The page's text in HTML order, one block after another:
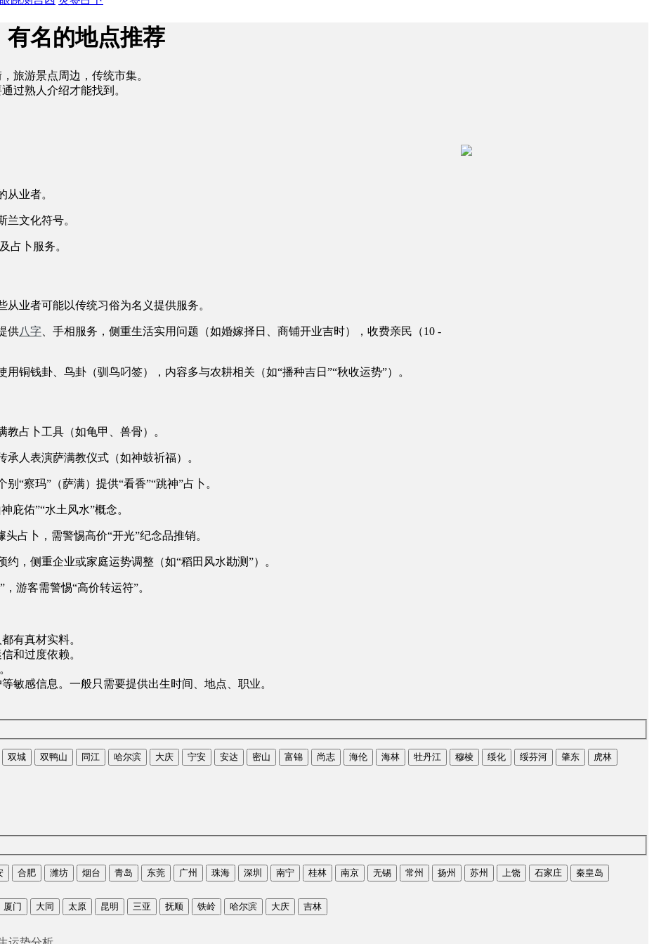
名的地点推荐
旅游景点周边，传统市集。
过熟人介绍才能找到。
业者。
文化符号。
占卜服务。
业者可能以传统习俗为名义提供服务。
供八字 、手相服务，侧重生活实用问题（如婚嫁择日、商铺开业吉时），收费亲民（10 -
铜钱卦、鸟卦（驯鸟叼签），内容多与农耕相关（如“播种吉日”“秋收运势”）。
占卜工具（如龟甲、兽骨）。
人表演萨满教仪式（如神鼓祈福）。
“察玛”（萨满）提供“看香”“跳神”占卜。
庇佑”“水土风水”概念。
占卜，需警惕高价“开光”纪念品推销。
，侧重企业或家庭运势调整（如“稻田风水勘测”）。
游客需警惕“高价转运符”。
有真材实料。
和过度依赖。
敏感信息。一般只需要提供出生时间、地点、职业。
双城 双鸭山 同江 哈尔滨 大庆 宁安 安达 密山 富锦 尚志 海伦 海林 牡丹江 穆棱 绥化 绥芬河 肇东 虎林
合肥 潍坊 烟台 青岛 东莞 广州 珠海 深圳 南宁 桂林 南京 无锡 常州 扬州 苏州 上饶 石家庄 秦皇岛
厦门 大同 太原 昆明 三亚 抚顺 铁岭 哈尔滨 大庆 吉林